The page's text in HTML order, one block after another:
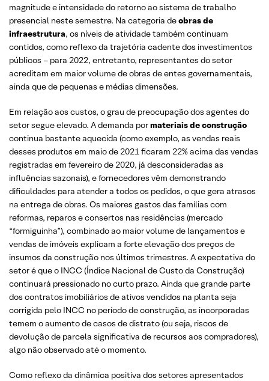
magnitude e intensidade do retorno ao sistema de trabalho
presencial neste semestre. Na categoria deobras de
infraestrutura, os níveis de atividade também continuam
contidos, como reflexo da trajetória cadente dos investimentos
públicos – para 2022, entretanto, representantes do setor
acreditam em maior volume de obras de entes governamentais,
ainda que de pequenas e médias dimensões.
Em relação aos custos, o grau de preocupação dos agentes do
setor segue elevado. A demanda pormateriais de construção
continua bastante aquecida (como exemplo, as vendas reais
desses produtos em maio de 2021 ficaram 22% acima das vendas
registradas em fevereiro de 2020, já desconsideradas as
influências sazonais), e fornecedores vêm demonstrando
dificuldades para atender a todos os pedidos, o que gera atrasos
na entrega de obras. Os maiores gastos das famílias com
reformas, reparos e consertos nas residências (mercado
“formiguinha”), combinado ao maior volume de lançamentos e
vendas de imóveis explicam a forte elevação dos preços de
insumos da construção nos últimos trimestres. A expectativa do
setor é que o INCC (Índice Nacional de Custo da Construção)
continuará pressionado no curto prazo. Ainda que grande parte
dos contratos imobiliários de ativos vendidos na planta seja
corrigida pelo INCC no período de construção, as incorporadas
temem o aumento de casos de distrato (ou seja, riscos de
devolução de parcela significativa de recursos aos compradores),
algo não observado até o momento.
Como reflexo da dinâmica positiva dos setores apresentados